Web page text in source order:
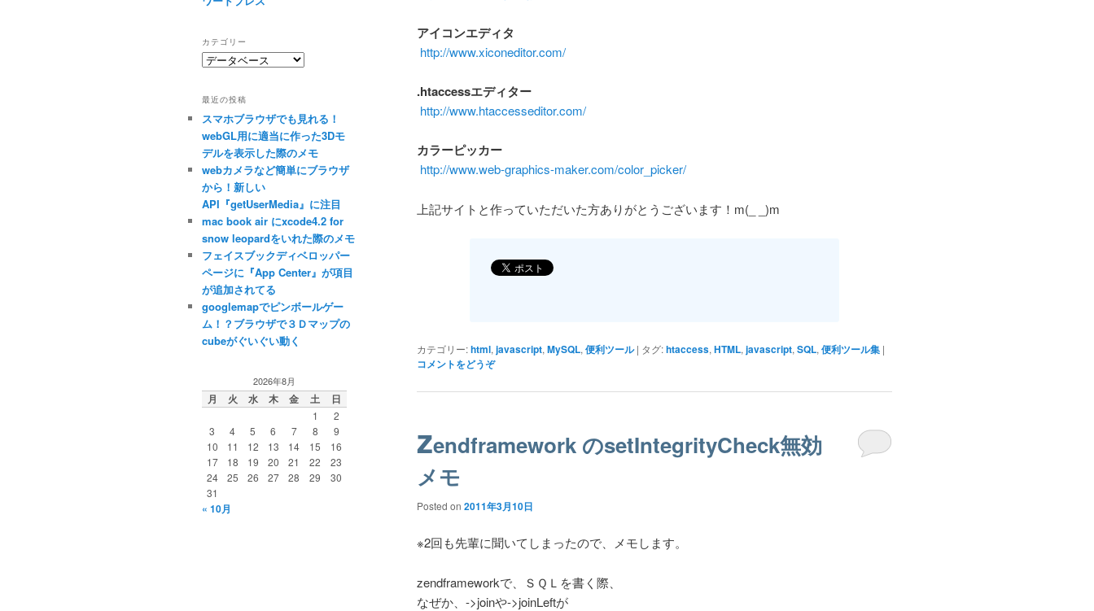
アイコンエディタ
http://www.xiconeditor.com/
.htaccessエディター
http://www.htaccesseditor.com/
カラーピッカー
http://www.web-graphics-maker.com/color_picker/
上記サイトと作っていただいた方ありがとうございます！m(_ _)m
カテゴリー:html, javascript, MySQL, 便利ツール | タグ:htaccess, HTML, javascript, SQL, 便利ツール集 |
コメントをどうぞ
zendframework のsetIntegrityCheck無効
メモ
Posted on 2011年3月10日
※2回も先輩に聞いてしまったので、メモします。
zendframeworkで、ＳＱＬを書く際、
なぜか、->joinや->joinLeftが
カテゴリー
カ
リ
ー
最近の投稿
スマホブラウザでも見れる！
webGL用に適当に作った3Dモ
デルを表示した際のメモ
webカメラなど簡単にブラウザ
から！新しい
API『getUserMedia』に注目
mac book air にxcode4.2 for
snow leopardをいれた際のメモ
フェイスブックディベロッパー
ページに『App Center』が項目
が追加されてる
googlemapでピンボールゲー
ム！？ブラウザで３Ｄマップの
cubeがぐいぐい動く
2026年8月
月 火 水 木 金 土 日
1
2
3
4 5 6 7 8
9
10
11 12 13 14 15
16
17
18 19 20 21 22
23
24
25 26 27 28 29
30
31
« 10月